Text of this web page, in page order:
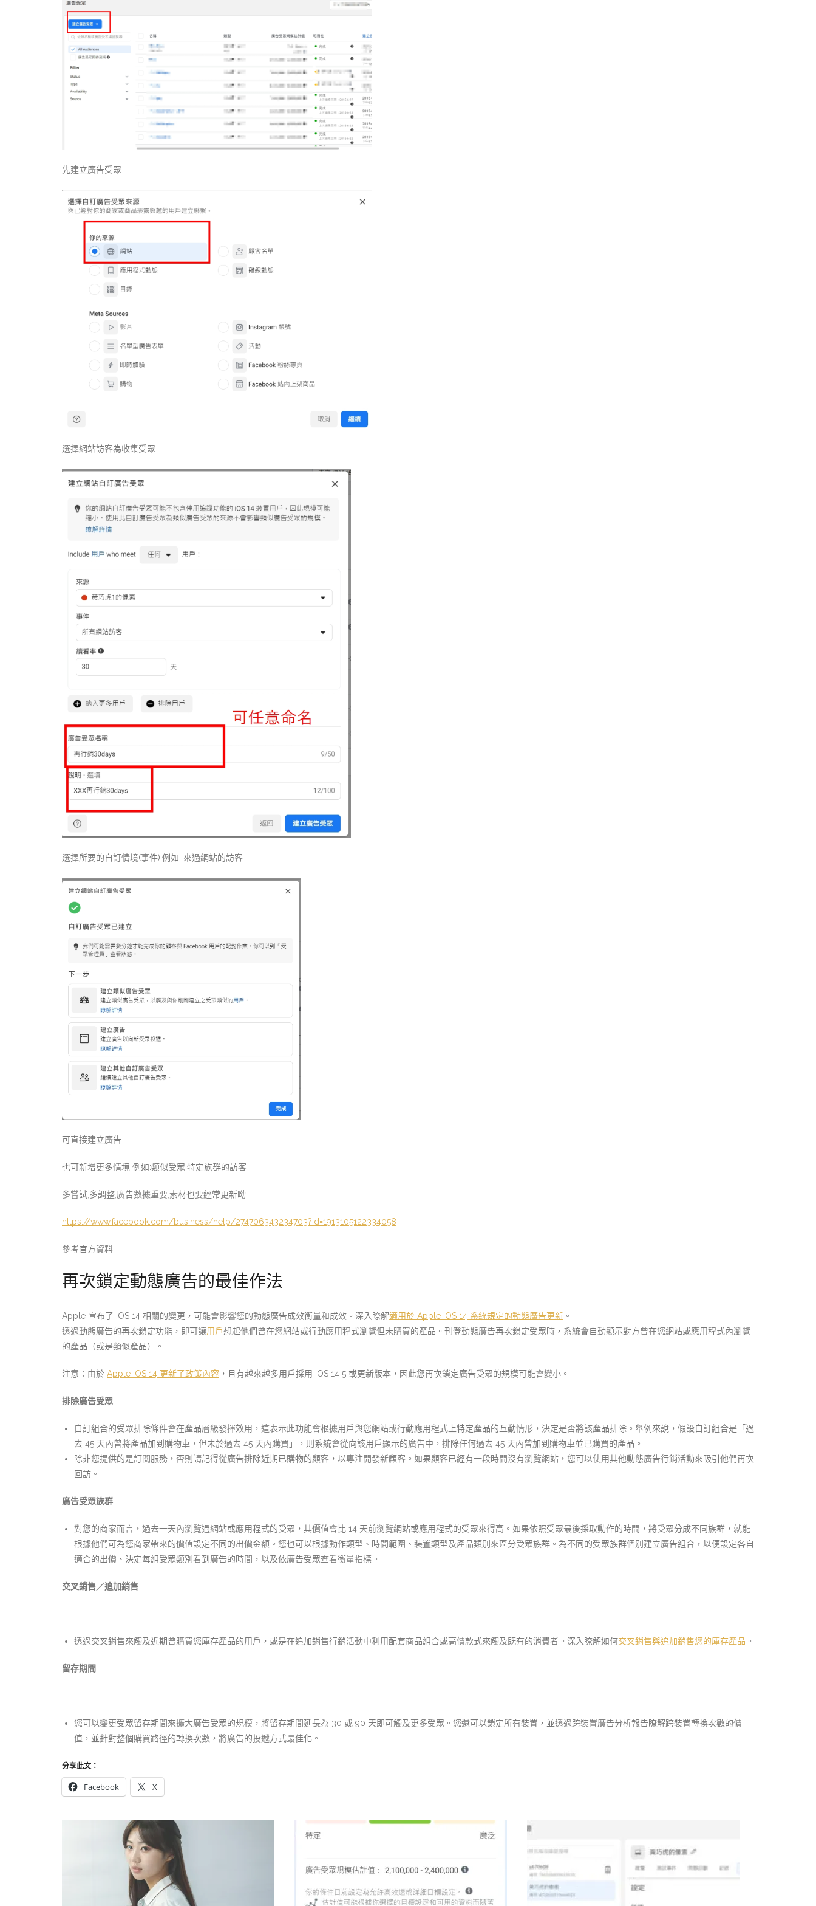
先建立廣告受眾
選擇網站訪客為收集受眾
選擇所要的自訂情境(事件),例如: 來過網站的訪客
可直接建立廣告
也可新增更多情境 例如:類似受眾,特定族群的訪客
多嘗試,多調整,廣告數據重要,素材也要經常更新呦
https://www.facebook.com/business/help/274706343234703?id=1913105122334058
參考官方資料
再次鎖定動態廣告的最佳作法
Apple 宣布了 iOS 14 相關的變更，可能會影響您的動態廣告成效衡量和成效。深入瞭解適用於 Apple iOS 14 系統規定的動態廣告更新 。
透過動態廣告的再次鎖定功能，即可讓用戶想起他們曾在您網站或行動應用程式瀏覽但未購買的產品。刊登動態廣告再次鎖定受眾時，系統會自動顯示對方曾在您網站或應用程式內瀏覽
的產品（或是類似產品）。
注意：由於 Apple iOS 14 更新了政策內容 ，且有越來越多用戶採用 iOS 14 5 或更新版本，因此您再次鎖定廣告受眾的規模可能會變小。
排除廣告受眾
自訂組合的受眾排除條件會在產品層級發揮效用，這表示此功能會根據用戶與您網站或行動應用程式上特定產品的互動情形，決定是否將該產品排除。舉例來說，假設自訂組合是「過
去 45 天內曾將產品加到購物車，但未於過去 45 天內購買」，則系統會從向該用戶顯示的廣告中，排除任何過去 45 天內曾加到購物車並已購買的產品。
除非您提供的是訂閱服務，否則請記得從廣告排除近期已購物的顧客，以專注開發新顧客。如果顧客已經有一段時間沒有瀏覽網站，您可以使用其他動態廣告行銷活動來吸引他們再次
回訪。
廣告受眾族群
對您的商家而言，過去一天內瀏覽過網站或應用程式的受眾，其價值會比 14 天前瀏覽網站或應用程式的受眾來得高。如果依照受眾最後採取動作的時間，將受眾分成不同族群，就能
根據他們可為您商家帶來的價值設定不同的出價金額。您也可以根據動作類型、時間範圍、裝置類型及產品類別來區分受眾族群。為不同的受眾族群個別建立廣告組合，以便設定各自
適合的出價、決定每組受眾類別看到廣告的時間，以及依廣告受眾查看衡量指標。
交叉銷售／追加銷售
透過交叉銷售來觸及近期曾購買您庫存產品的用戶，或是在追加銷售行銷活動中利用配套商品組合或高價款式來觸及既有的消費者。深入瞭解如何交叉銷售與追加銷售您的庫存產品 。
留存期間
您可以變更受眾留存期間來擴大廣告受眾的規模，將留存期間延長為 30 或 90 天即可觸及更多受眾。您還可以鎖定所有裝置，並透過跨裝置廣告分析報告瞭解跨裝置轉換次數的價
值，並針對整個購買路徑的轉換次數，將廣告的投遞方式最佳化。
分享此文：
Facebook X